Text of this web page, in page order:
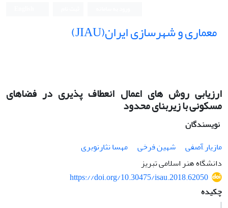
معماری و شهرسازی ایران(JIAU)
ارزیابی روش های اعمال انعطاف پذیری در فضاهای
مسکونی با زیربنای محدود
نویسندگان
مازیار َآصفی
شهین فرخی
مهسا نثارنوبری
دانشگاه هنر اسلامی تبریز
https://doi.org/10.30475/isau.2018.62050
چکیده